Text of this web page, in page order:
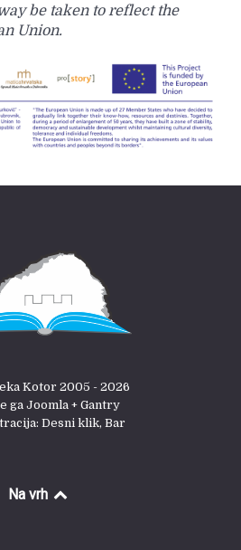
be taken to reflect the
Union.
Kotor 2005 - 2026
ga Joomla + Gantry
Desni klik, Bar
Na vrh